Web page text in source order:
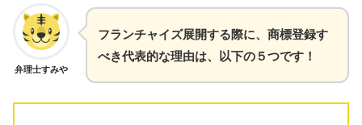
弁理士すみや
フランチャイズ展開する際に、商標登録す
べき代表的な理由は、以下の５つです！